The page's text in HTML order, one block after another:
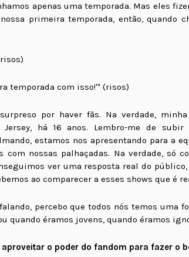
apenas uma temporada. Mas eles
primeira temporada, então, quando
temporada com isso!'" (risos)
por haver fãs. Na verdade,
Jersey, há 16 anos. Lembro-me de
estamos nos apresentando para a
nossas palhaçadas. Na verdade, só
ver uma resposta real do
ao comparecer a esses shows que é
percebo que todos nós temos uma
quando éramos jovens, quando éramos
aproveitar o poder do fandom para fazer o